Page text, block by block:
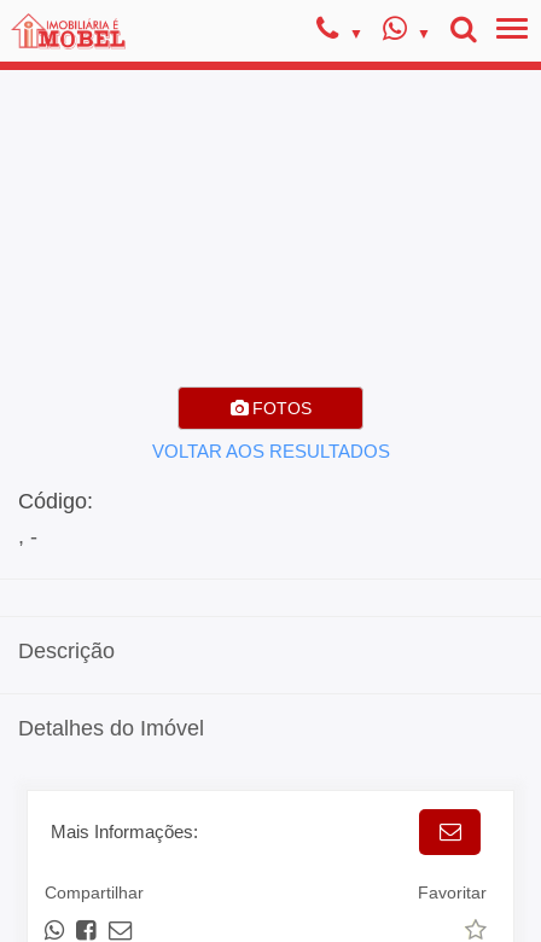
FOTOS
VOLTAR AOS RESULTADOS
Código:
, -
Descrição
Detalhes do Imóvel
Mais Informações:
Compartilhar Favoritar